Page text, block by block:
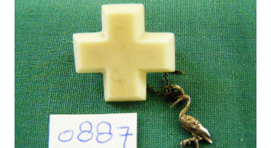
P
o
s
t
e
d
o
n
5
f
b
y
s
h
v
b